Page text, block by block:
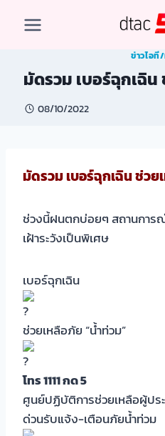
ข่าวไอ
มัดรวม เบอร์ฉุกเฉิ
08/10/2022
มัดรวม เบอร์ฉุกเฉิน ช่ว
ช่วงนี้ฝนตกบ่อยๆ สถานการ
เฝ้าระวังเป็นพิเศษ
เบอร์ฉุกเฉิน
ช่วยเหลือภัย “น้ำท่วม”
โทร 1111 กด 5
ศูนย์ปฏิบัติการช่วยเหลือผู้ป
ด่วนรับแจ้ง-เตือนภัยน้ำท่วม